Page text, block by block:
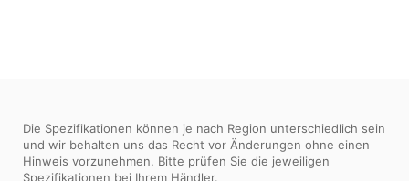
Die Spezifikationen können je nach Region unterschiedlich sein
und wir behalten uns das Recht vor Änderungen ohne einen
Hinweis vorzunehmen. Bitte prüfen Sie die jeweiligen
Spezifikationen bei Ihrem Händler.